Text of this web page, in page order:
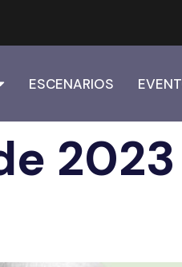
ESCENARIOS
2023